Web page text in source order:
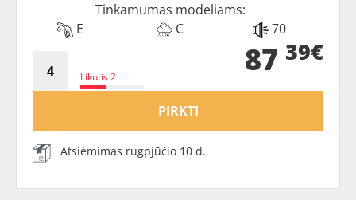
Tinkamumas modeliams:
E
C 70
Likutis 2 87 39€
PIRKTI
Atsiėmimas rugpjūčio 10 d.